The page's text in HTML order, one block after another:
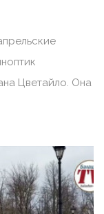
Цветайло. Она